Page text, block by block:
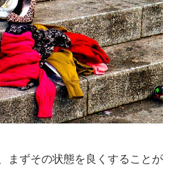
まずその状態を良くすることが